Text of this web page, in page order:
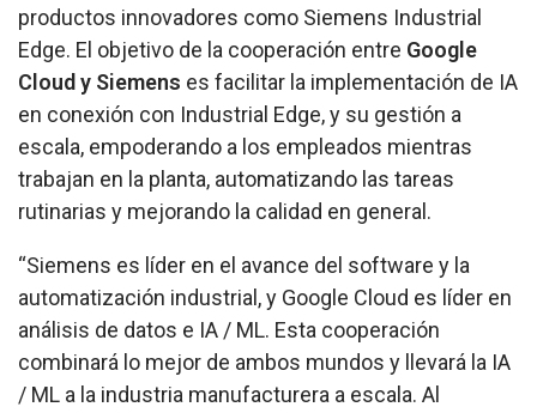
productos innovadores como Siemens Industrial
Edge. El objetivo de la cooperación entre Google
Cloud y Siemens es facilitar la implementación de IA
en conexión con Industrial Edge, y su gestión a
escala, empoderando a los empleados mientras
trabajan en la planta, automatizando las tareas
rutinarias y mejorando la calidad en general.
“Siemens es líder en el avance del software y la
automatización industrial, y Google Cloud es líder en
análisis de datos e IA / ML. Esta cooperación
combinará lo mejor de ambos mundos y llevará la IA
/ ML a la industria manufacturera a escala. Al